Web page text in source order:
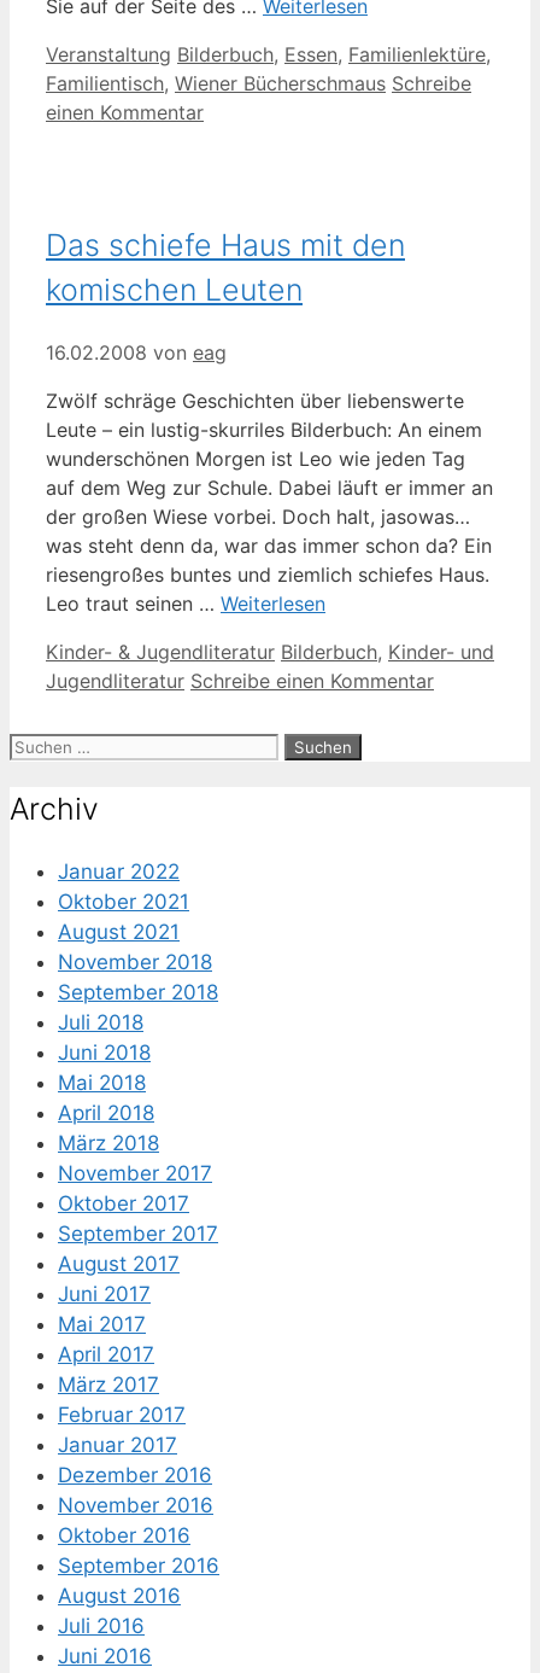
Sie auf der Seite des … Weiterlesen
Kategorien
Veranstaltung Schlagwörter
Bilderbuch, Essen, Familienlektüre,
Familientisch, Wiener Bücherschmaus Schreibe
einen Kommentar
Das schiefe Haus mit den
komischen Leuten
16.02.2008 von eag
Zwölf schräge Geschichten über liebenswerte
Leute – ein lustig-skurriles Bilderbuch: An einem
wunderschönen Morgen ist Leo wie jeden Tag
auf dem Weg zur Schule. Dabei läuft er immer an
der großen Wiese vorbei. Doch halt, jasowas…
was steht denn da, war das immer schon da? Ein
riesengroßes buntes und ziemlich schiefes Haus.
Leo traut seinen … Weiterlesen
Kategorien
Kinder- & Jugendliteratur Schlagwörter
Bilderbuch, Kinder- und
Jugendliteratur Schreibe einen Kommentar
Suche
Archiv
Januar 2022
Oktober 2021
August 2021
November 2018
September 2018
Juli 2018
Juni 2018
Mai 2018
April 2018
März 2018
November 2017
Oktober 2017
September 2017
August 2017
Juni 2017
Mai 2017
April 2017
März 2017
Februar 2017
Januar 2017
Dezember 2016
November 2016
Oktober 2016
September 2016
August 2016
Juli 2016
Juni 2016